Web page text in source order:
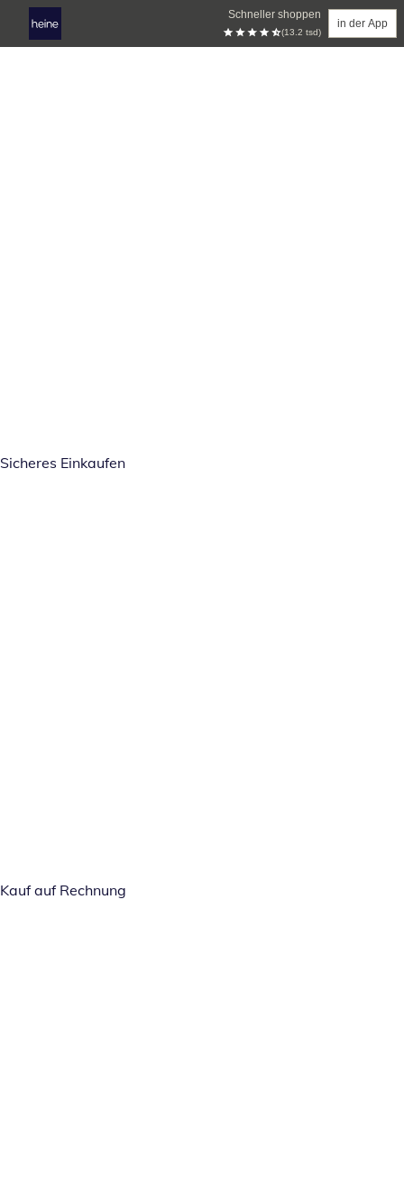
Schneller shoppen
(13.2 tsd)
in der App
Sicheres Einkaufen
Kauf auf Rechnung